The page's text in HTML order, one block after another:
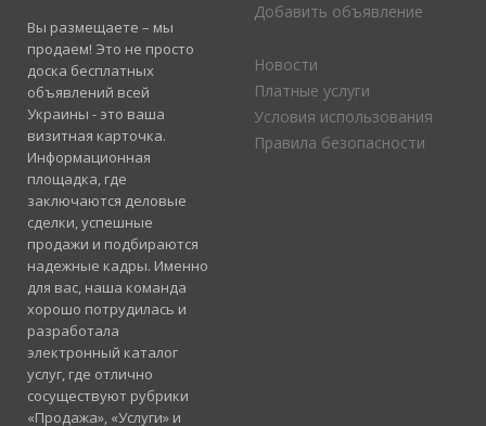
Вы размещаете – мы
продаем! Это не просто
доска бесплатных
объявлений всей
Украины - это ваша
визитная карточка.
Информационная
площадка, где
заключаются деловые
сделки, успешные
продажи и подбираются
надежные кадры. Именно
для вас, наша команда
хорошо потрудилась и
разработала
электронный каталог
услуг, где отлично
сосуществуют рубрики
«Продажа», «Услуги» и
Добавить объявление
Новости
Платные услуги
Условия использования
Правила безопасности